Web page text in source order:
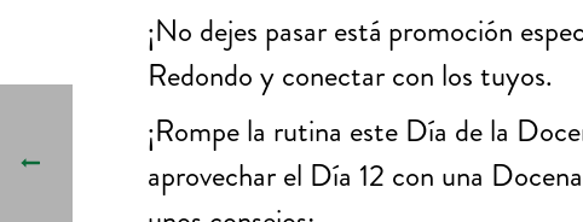
¡No dejes pasar está promoción
Redondo y conectar con los tuyos.
¡Rompe la rutina este Día de la
aprovechar el Día 12 con una Docena